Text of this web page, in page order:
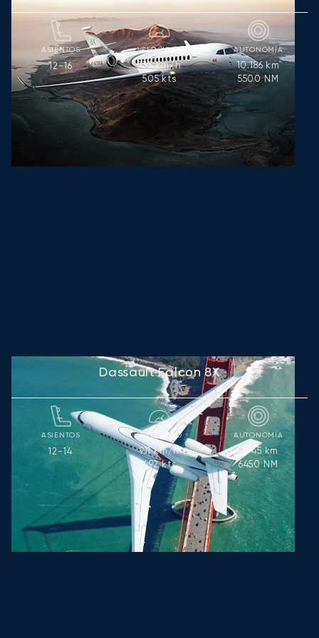
ASIENTOS
12-16
VELOCIDAD
935km/h
505kts
AUTONOMÍA
10.186 km
5500NM
Dassault Falcon 8X
ASIENTOS
12-14
VELOCIDAD
911km/h
492kts
AUTONOMÍA
11.945 km
6450NM